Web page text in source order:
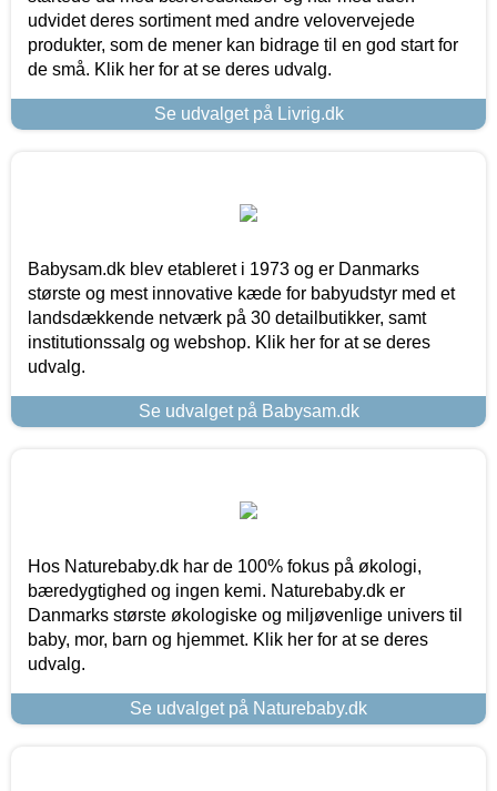
udvidet deres sortiment med andre velovervejede
produkter, som de mener kan bidrage til en god start for
de små. Klik her for at se deres udvalg.
Se udvalget på Livrig.dk
Babysam.dk blev etableret i 1973 og er Danmarks
største og mest innovative kæde for babyudstyr med et
landsdækkende netværk på 30 detailbutikker, samt
institutionssalg og webshop. Klik her for at se deres
udvalg.
Se udvalget på Babysam.dk
Hos Naturebaby.dk har de 100% fokus på økologi,
bæredygtighed og ingen kemi. Naturebaby.dk er
Danmarks største økologiske og miljøvenlige univers til
baby, mor, barn og hjemmet. Klik her for at se deres
udvalg.
Se udvalget på Naturebaby.dk